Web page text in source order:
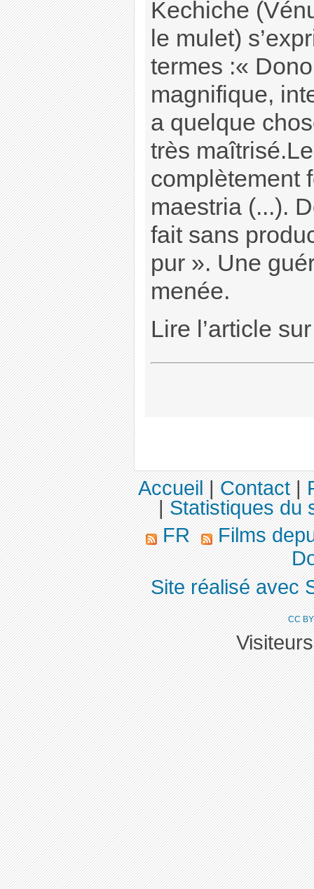
Kechiche
le mulet)
termes :«
magnifique,
a quelque
très
complètement
maestria (...).
fait sans
pur ». Une
menée.
Lire l’article
Accueil|Contact|
|Statistiques du
FR
Films
Site réalisé avec
CC